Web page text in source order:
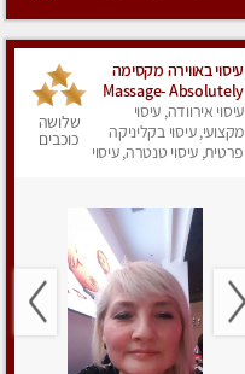
עיסוי באווירה מקסימה
Massage- Absolutely
recommended
עיסוי אירוודה, עיסוי
מקצועי, עיסוי בקליניקה
פרטית, עיסוי טנטרה, עיסוי
שלושה
כוכבים